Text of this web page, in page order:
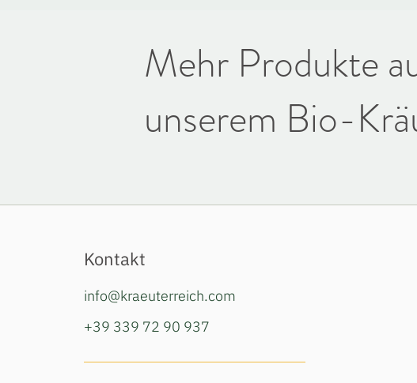
Mehr Produkte
unserem Bio-
Kontakt
info@kraeuterreich.com
+39 339 72 90 937